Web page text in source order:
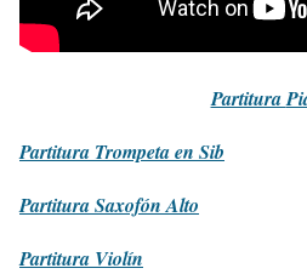
Partitura
Partitura Trompeta en Sib
PartituraSaxofón Alto
Partitura Violín